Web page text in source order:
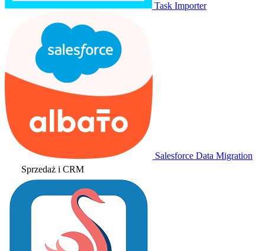
Task Importer
Salesforce Data Migration
Sprzedaż i CRM